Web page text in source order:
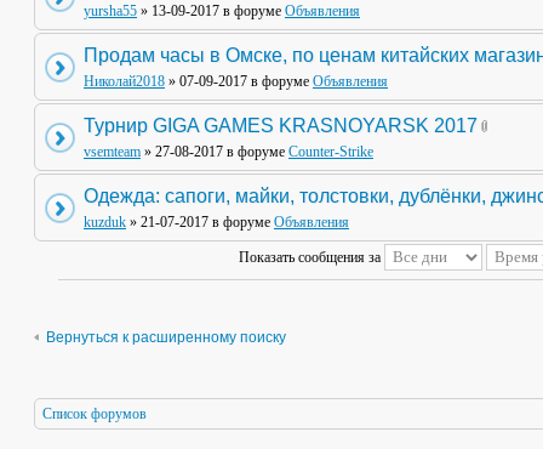
yursha55 » 13-09-2017 в форуме Объявления
Продам часы в Омске, по ценам китайских
Николай2018 » 07-09-2017 в форуме Объявления
Турнир GIGA GAMES KRASNOYARSK 2017
vsemteam » 27-08-2017 в форуме Counter-Strike
Одежда: сапоги, майки, толстовки, дублёнки,
kuzduk » 21-07-2017 в форуме Объявления
Показать сообщения за
Вернуться к расширенному поиску
Список форумов